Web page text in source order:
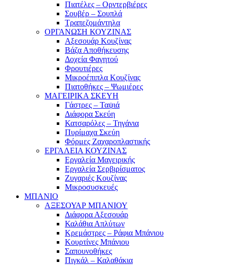
Πιατέλες – Ορντερβιέρες
Σουβέρ – Σουπλά
Τραπεζομάντηλα
ΟΡΓΑΝΩΣΗ ΚΟΥΖΙΝΑΣ
Αξεσουάρ Κουζίνας
Βάζα Αποθήκευσης
Δοχεία Φαγητού
Φρουτιέρες
Μικροέπιπλα Κουζίνας
Πιατοθήκες – Ψωμιέρες
ΜΑΓΕΙΡΙΚΑ ΣΚΕΥΗ
Γάστρες – Ταψιά
Διάφορα Σκεύη
Κατσαρόλες – Τηγάνια
Πυρίμαχα Σκεύη
Φόρμες Ζαχαροπλαστικής
ΕΡΓΑΛΕΙΑ ΚΟΥΖΙΝΑΣ
Εργαλεία Μαγειρικής
Εργαλεία Σερβιρίσματος
Ζυγαριές Κουζίνας
Μικροσυσκευές
ΜΠΑΝΙΟ
ΑΞΕΣΟΥΑΡ ΜΠΑΝΙΟΥ
Διάφορα Αξεσουάρ
Καλάθια Απλύτων
Κρεμάστρες – Ράφια Μπάνιου
Κουρτίνες Μπάνιου
Σαπουνοθήκες
Πιγκάλ – Καλαθάκια